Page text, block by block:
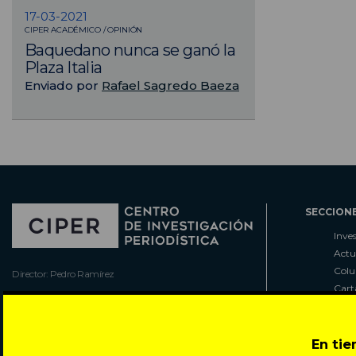
En
17-03-2021
CIPER ACADÉMICO / OPINIÓN
Baquedano nunca se ganó la
Plaza Italia
Enviado por Rafael Sagredo Baeza
Director: Pedro Ramírez